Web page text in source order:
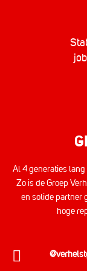
Al 4 generaties
Zo is de Groep
en solide partner
hoge